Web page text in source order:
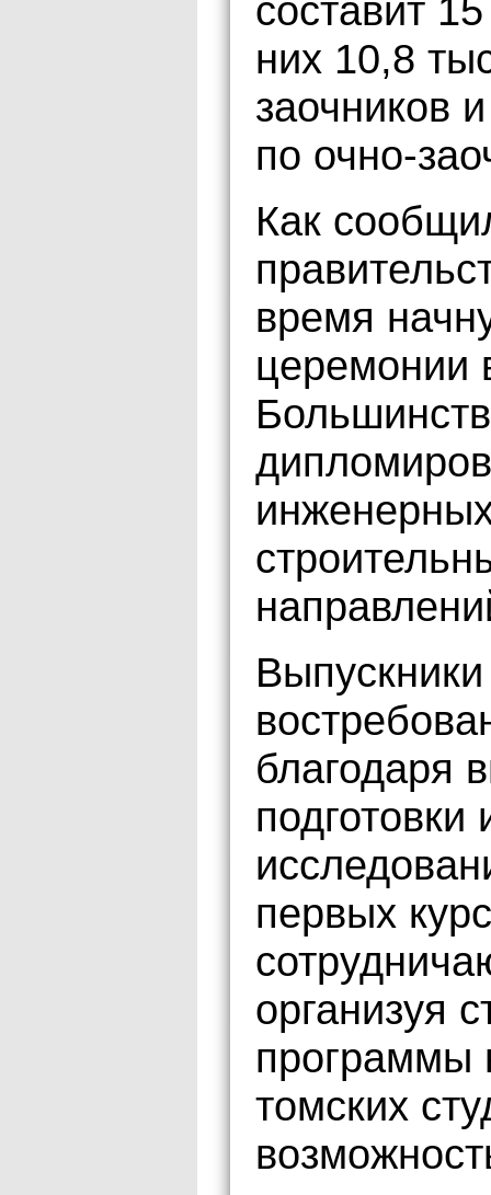
составит
них 10,8
заочников
по очно-
Как
время
церемонии
благодаря
первых
организуя
программы
томских